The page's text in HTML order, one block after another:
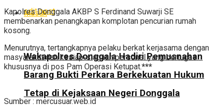
Masuk
edit post
Wakapolres Donggala Hadiri Pemusnahan
Barang Bukti Perkara Berkekuatan Hukum
Tetap di Kejaksaan Negeri Donggala
Kapolres Donggala AKBP S Ferdinand Suwarji SE
membenarkan penangkapan komplotan pencurian rumah
kosong.
Menurutnya, tertangkapnya pelaku berkat kerjasama dengan
masyarakat dan kesiap-siagaan personel yang bertugas
khususnya di pos Pam Operasi Ketupat.***
Sumber : mercusuar.web.id